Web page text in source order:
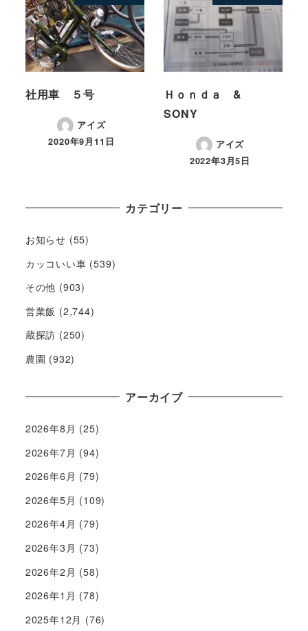
社用車 ５号
アイズ
2020年9月11日
Ｈｏｎｄａ &
SONY
アイズ
2022年3月5日
カテゴリー
お知らせ (55)
カッコいい車 (539)
その他 (903)
営業飯 (2,744)
蔵探訪 (250)
農園 (932)
アーカイブ
2026年8月 (25)
2026年7月 (94)
2026年6月 (79)
2026年5月 (109)
2026年4月 (79)
2026年3月 (73)
2026年2月 (58)
2026年1月 (78)
2025年12月 (76)